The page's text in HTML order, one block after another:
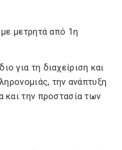
μετρητά από 1η
για τη διαχείριση και
την ανάπτυξη
και την προστασία των